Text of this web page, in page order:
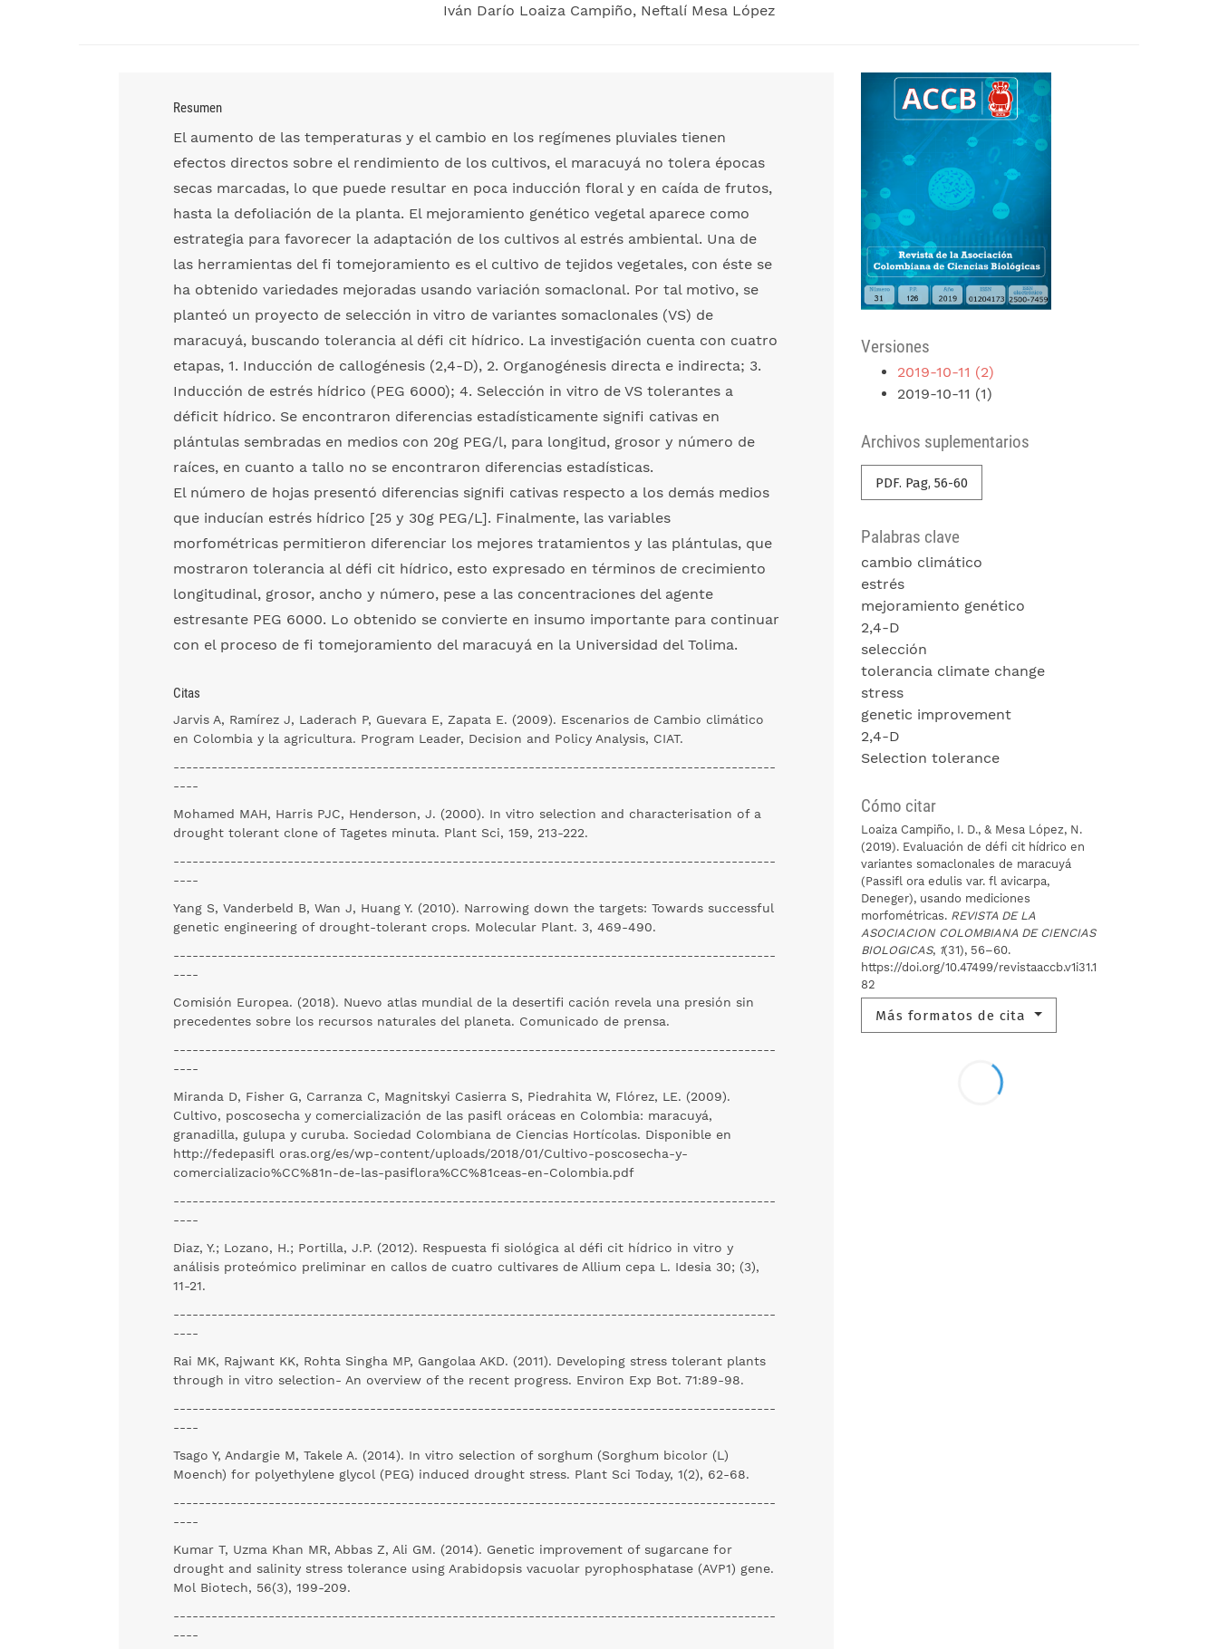
Iván Darío Loaiza Campiño Neftalí Mesa López
Versiones
2019-10-11 (2)
2019-10-11 (1)
Archivos suplementarios
PDF. Pag, 56-60
Palabras clave
cambio climático
estrés
mejoramiento genético
2,4-D
selección
tolerancia climate change
stress
genetic improvement
2,4-D
Selection tolerance
Cómo citar
Loaiza Campiño, I. D., & Mesa López, N.
(2019). Evaluación de défi cit hídrico en
variantes somaclonales de maracuyá
(Passifl ora edulis var. fl avicarpa,
Deneger), usando mediciones
morfométricas. REVISTA DE LA
ASOCIACION COLOMBIANA DE CIENCIAS
BIOLOGICAS, 1(31), 56–60.
https://doi.org/10.47499/revistaaccb.v1i31.1
82
Más formatos de cita
Resumen
El aumento de las temperaturas y el cambio en los regímenes pluviales tienen
efectos directos sobre el rendimiento de los cultivos, el maracuyá no tolera épocas
secas marcadas, lo que puede resultar en poca inducción floral y en caída de frutos,
hasta la defoliación de la planta. El mejoramiento genético vegetal aparece como
estrategia para favorecer la adaptación de los cultivos al estrés ambiental. Una de
las herramientas del fi tomejoramiento es el cultivo de tejidos vegetales, con éste se
ha obtenido variedades mejoradas usando variación somaclonal. Por tal motivo, se
planteó un proyecto de selección in vitro de variantes somaclonales (VS) de
maracuyá, buscando tolerancia al défi cit hídrico. La investigación cuenta con cuatro
etapas, 1. Inducción de callogénesis (2,4-D), 2. Organogénesis directa e indirecta; 3.
Inducción de estrés hídrico (PEG 6000); 4. Selección in vitro de VS tolerantes a
déficit hídrico. Se encontraron diferencias estadísticamente signifi cativas en
plántulas sembradas en medios con 20g PEG/l, para longitud, grosor y número de
raíces, en cuanto a tallo no se encontraron diferencias estadísticas.
El número de hojas presentó diferencias signifi cativas respecto a los demás medios
que inducían estrés hídrico [25 y 30g PEG/L]. Finalmente, las variables
morfométricas permitieron diferenciar los mejores tratamientos y las plántulas, que
mostraron tolerancia al défi cit hídrico, esto expresado en términos de crecimiento
longitudinal, grosor, ancho y número, pese a las concentraciones del agente
estresante PEG 6000. Lo obtenido se convierte en insumo importante para continuar
con el proceso de fi tomejoramiento del maracuyá en la Universidad del Tolima.
Citas
Jarvis A, Ramírez J, Laderach P, Guevara E, Zapata E. (2009). Escenarios de Cambio climático
en Colombia y la agricultura. Program Leader, Decision and Policy Analysis, CIAT.
-----------------------------------------------------------------------------------------------
----
Mohamed MAH, Harris PJC, Henderson, J. (2000). In vitro selection and characterisation of a
drought tolerant clone of Tagetes minuta. Plant Sci, 159, 213-222.
-----------------------------------------------------------------------------------------------
----
Yang S, Vanderbeld B, Wan J, Huang Y. (2010). Narrowing down the targets: Towards successful
genetic engineering of drought-tolerant crops. Molecular Plant. 3, 469-490.
-----------------------------------------------------------------------------------------------
----
Comisión Europea. (2018). Nuevo atlas mundial de la desertifi cación revela una presión sin
precedentes sobre los recursos naturales del planeta. Comunicado de prensa.
-----------------------------------------------------------------------------------------------
----
Miranda D, Fisher G, Carranza C, Magnitskyi Casierra S, Piedrahita W, Flórez, LE. (2009).
Cultivo, poscosecha y comercialización de las pasifl oráceas en Colombia: maracuyá,
granadilla, gulupa y curuba. Sociedad Colombiana de Ciencias Hortícolas. Disponible en
http://fedepasifl oras.org/es/wp-content/uploads/2018/01/Cultivo-poscosecha-y-
comercializacio%CC%81n-de-las-pasiflora%CC%81ceas-en-Colombia.pdf
-----------------------------------------------------------------------------------------------
----
Diaz, Y.; Lozano, H.; Portilla, J.P. (2012). Respuesta fi siológica al défi cit hídrico in vitro y
análisis proteómico preliminar en callos de cuatro cultivares de Allium cepa L. Idesia 30; (3),
11-21.
-----------------------------------------------------------------------------------------------
----
Rai MK, Rajwant KK, Rohta Singha MP, Gangolaa AKD. (2011). Developing stress tolerant plants
through in vitro selection- An overview of the recent progress. Environ Exp Bot. 71:89-98.
-----------------------------------------------------------------------------------------------
----
Tsago Y, Andargie M, Takele A. (2014). In vitro selection of sorghum (Sorghum bicolor (L)
Moench) for polyethylene glycol (PEG) induced drought stress. Plant Sci Today, 1(2), 62-68.
-----------------------------------------------------------------------------------------------
----
Kumar T, Uzma Khan MR, Abbas Z, Ali GM. (2014). Genetic improvement of sugarcane for
drought and salinity stress tolerance using Arabidopsis vacuolar pyrophosphatase (AVP1) gene.
Mol Biotech, 56(3), 199-209.
-----------------------------------------------------------------------------------------------
----